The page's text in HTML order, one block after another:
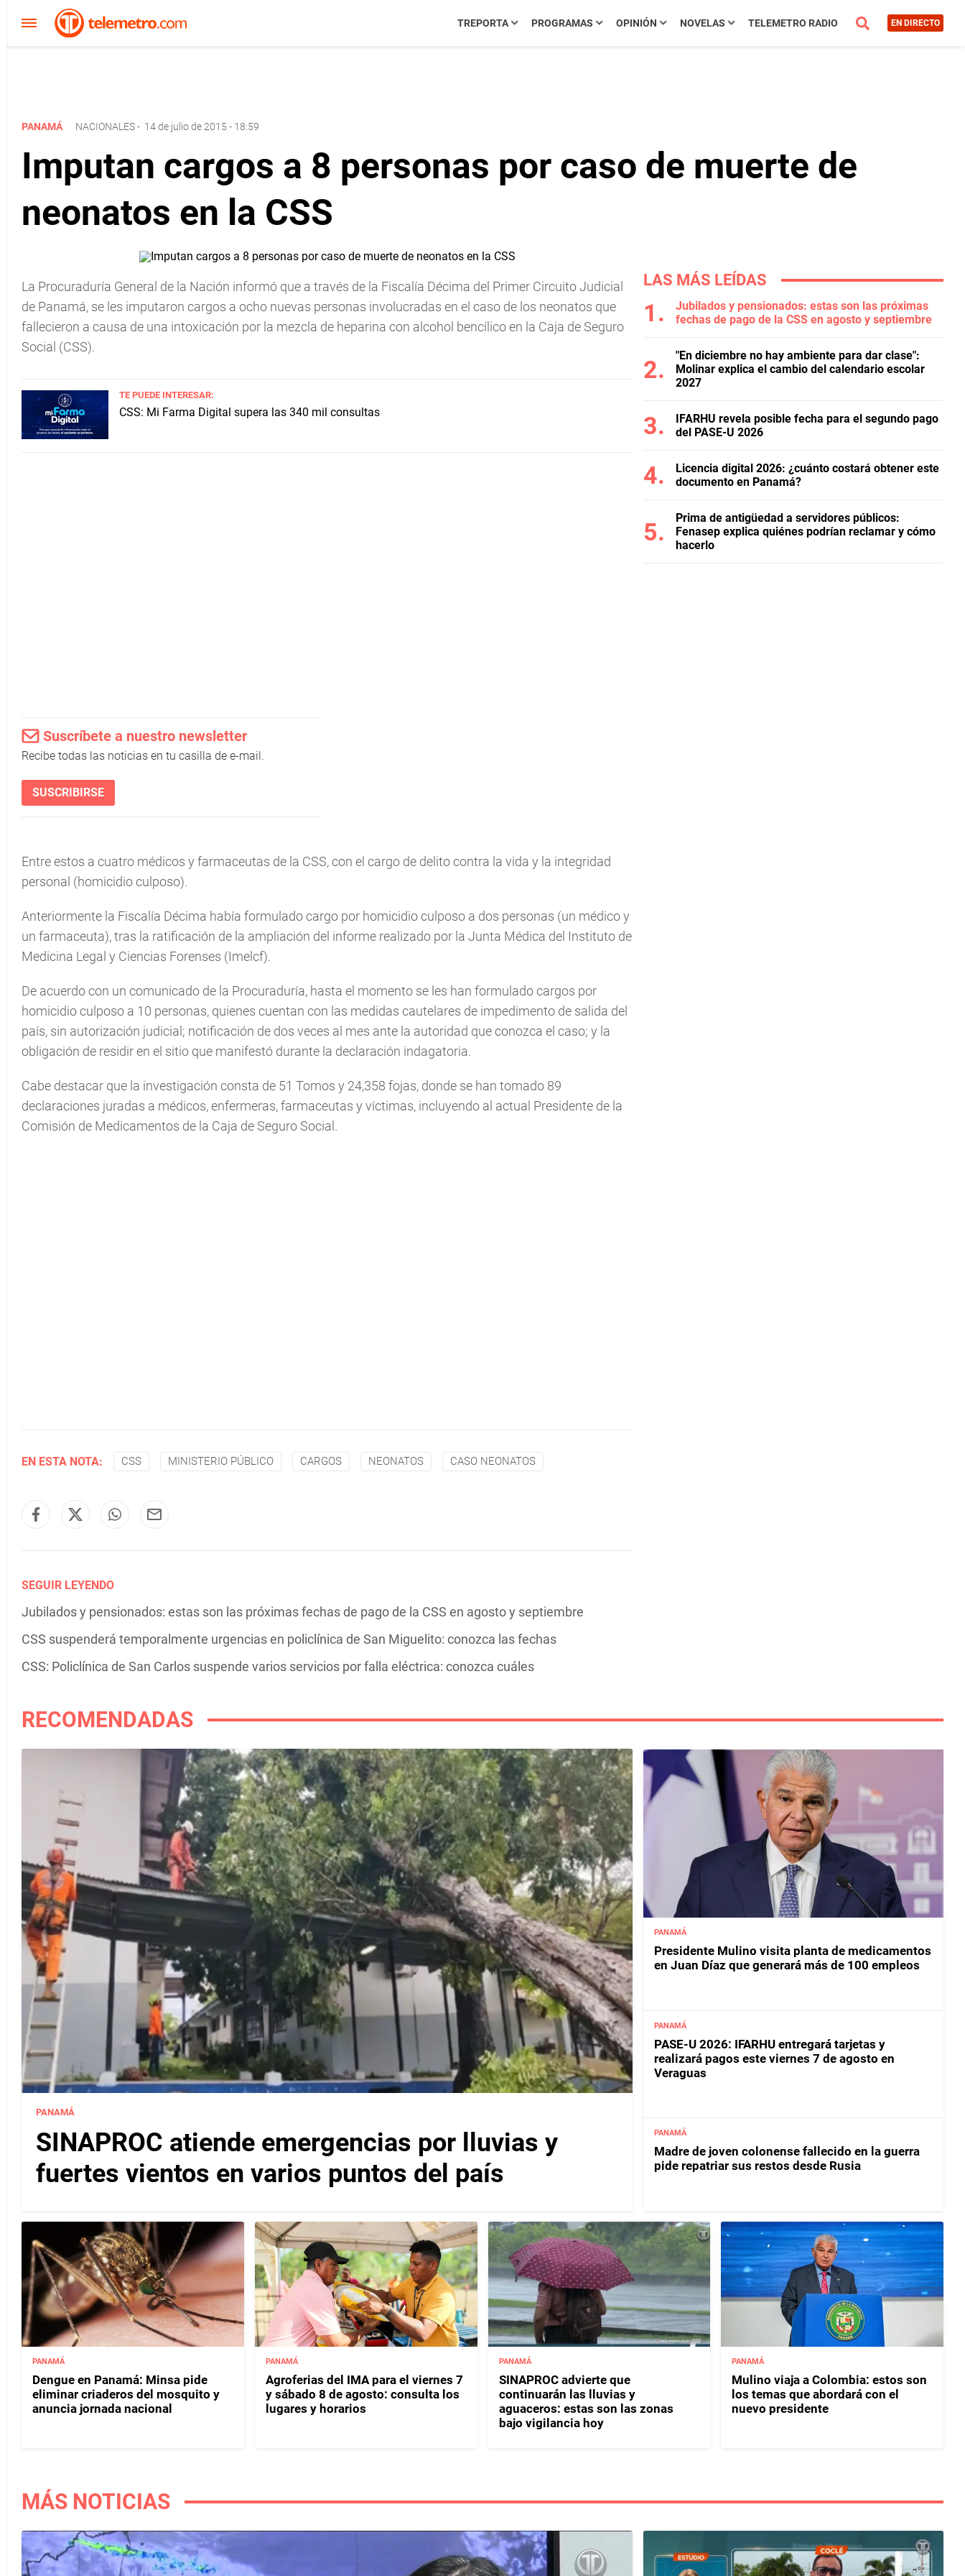
TREPORTA PROGRAMAS OPINIÓN NOVELAS TELEMETRO RADIO EN DIRECTO
PANAMÁ NACIONALES- 14 de julio de 2015 - 18:59
Imputan cargos a 8 personas por caso de muerte de
neonatos en la CSS
La Procuraduría General de la Nación informó que a través de la Fiscalía Décima del Primer Circuito Judicial
de Panamá, se les imputaron cargos a ocho nuevas personas involucradas en el caso de los neonatos que
fallecieron a causa de una intoxicación por la mezcla de heparina con alcohol bencílico en la Caja de Seguro
Social (CSS).
TE PUEDE INTERESAR:
CSS: Mi Farma Digital supera las 340 mil consultas
Suscríbete a nuestro newsletter
Recibe todas las noticias en tu casilla de e-mail.
SUSCRIBIRSE
Entre estos a cuatro médicos y farmaceutas de la CSS, con el cargo de delito contra la vida y la integridad
personal (homicidio culposo).
Anteriormente la Fiscalía Décima había formulado cargo por homicidio culposo a dos personas (un médico y
un farmaceuta), tras la ratificación de la ampliación del informe realizado por la Junta Médica del Instituto de
Medicina Legal y Ciencias Forenses (Imelcf).
De acuerdo con un comunicado de la Procuraduría, hasta el momento se les han formulado cargos por
homicidio culposo a 10 personas, quienes cuentan con las medidas cautelares de impedimento de salida del
país, sin autorización judicial; notificación de dos veces al mes ante la autoridad que conozca el caso; y la
obligación de residir en el sitio que manifestó durante la declaración indagatoria.
Cabe destacar que la investigación consta de 51 Tomos y 24,358 fojas, donde se han tomado 89
declaraciones juradas a médicos, enfermeras, farmaceutas y víctimas, incluyendo al actual Presidente de la
Comisión de Medicamentos de la Caja de Seguro Social.
EN ESTA NOTA: CSS MINISTERIO PÚBLICO CARGOS NEONATOS CASO NEONATOS
SEGUIR LEYENDO
Jubilados y pensionados: estas son las próximas fechas de pago de la CSS en agosto y septiembre
CSS suspenderá temporalmente urgencias en policlínica de San Miguelito: conozca las fechas
CSS: Policlínica de San Carlos suspende varios servicios por falla eléctrica: conozca cuáles
LAS MÁS LEÍDAS
Jubilados y pensionados: estas son las próximas
fechas de pago de la CSS en agosto y septiembre
"En diciembre no hay ambiente para dar clase":
Molinar explica el cambio del calendario escolar
2027
IFARHU revela posible fecha para el segundo pago
del PASE-U 2026
Licencia digital 2026: ¿cuánto costará obtener este
documento en Panamá?
Prima de antigüedad a servidores públicos:
Fenasep explica quiénes podrían reclamar y cómo
hacerlo
RECOMENDADAS
PANAMÁ
SINAPROC atiende emergencias por lluvias y
fuertes vientos en varios puntos del país
PANAMÁ
Presidente Mulino visita planta de medicamentos
en Juan Díaz que generará más de 100 empleos
PANAMÁ
PASE-U 2026: IFARHU entregará tarjetas y
realizará pagos este viernes 7 de agosto en
Veraguas
PANAMÁ
Madre de joven colonense fallecido en la guerra
pide repatriar sus restos desde Rusia
PANAMÁ
Dengue en Panamá: Minsa pide
eliminar criaderos del mosquito y
anuncia jornada nacional
PANAMÁ
Agroferias del IMA para el viernes 7
y sábado 8 de agosto: consulta los
lugares y horarios
PANAMÁ
SINAPROC advierte que
continuarán las lluvias y
aguaceros: estas son las zonas
bajo vigilancia hoy
PANAMÁ
Mulino viaja a Colombia: estos son
los temas que abordará con el
nuevo presidente
MÁS NOTICIAS